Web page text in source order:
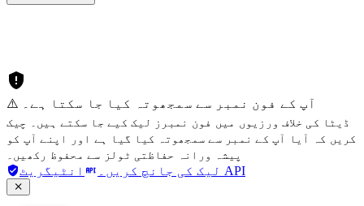
⚠️ آپ کے فون نمبر سے سمجھوتہ کیا جا سکتا ہے۔
ڈیٹا کی خلاف ورزیوں میں فون نمبرز لیک کیے جا سکتے ہیں۔ چیک
کریں کہ آیا آپ کے نمبر سے سمجھوتہ کیا گیا ہے اور اپنے آپ کو
پیشہ ورانہ حفاظتی ٹولز سے محفوظ رکھیں۔
لیک کی جانچ کریں۔ انٹیگریٹ API